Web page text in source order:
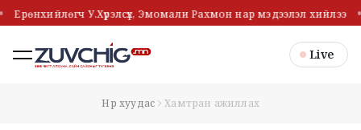
Ерөнхийлөгч У.Хүрэлсүх, Эмомали Рахмон нар мэдээлэл хийлээ
Live
Нүүр хуудас Хамтран ажиллах